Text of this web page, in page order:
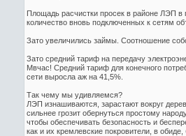
Площадь расчистки просек в районе ЛЭП в
количество вновь подключенных к сетям
Зато увеличились займы. Соотношение
Зато средний тариф на передачу
Мвчас! Средний тариф для конечного
сети выросла аж на 41,5%.
Так чему мы удивляемся?
ЛЭП изнашиваются, зарастают вокруг
сильнее грозит обернуться простому
чтобы обеспечивать безопасность и
как и их кремлевские покровители, в